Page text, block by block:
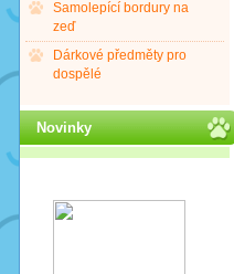
Samolepící bordury na
zeď
Dárkové předměty pro
dospělé
Novinky